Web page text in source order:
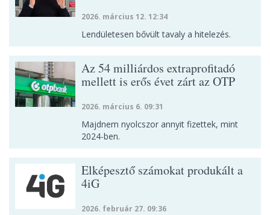
2026. március 12. 12:34
Lendületesen bővült tavaly a hitelezés.
Az 54 milliárdos extraprofitadó
mellett is erős évet zárt az OTP
2026. március 6. 09:31
Majdnem nyolcszor annyit fizettek, mint
2024-ben.
Elképesztő számokat produkált a
4iG
2026. február 27. 09:36